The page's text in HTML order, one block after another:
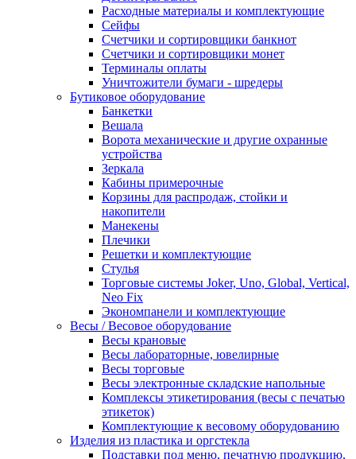
Расходные материалы и комплектующие
Сейфы
Счетчики и сортировщики банкнот
Счетчики и сортировщики монет
Терминалы оплаты
Уничтожители бумаги - шредеры
Бутиковое оборудование
Банкетки
Вешала
Ворота механические и другие охранные
устройства
Зеркала
Кабины примерочные
Корзины для распродаж, стойки и
накопители
Манекены
Плечики
Решетки и комплектующие
Стулья
Торговые системы Joker, Uno, Global, Vertical,
Neo Fix
Экономпанели и комплектующие
Весы / Весовое оборудование
Весы крановые
Весы лабораторные, ювелирные
Весы торговые
Весы электронные складские напольные
Комплексы этикетирования (весы с печатью
этикеток)
Комплектующие к весовому оборудованию
Изделия из пластика и оргстекла
Подставки под меню, печатную продукцию,